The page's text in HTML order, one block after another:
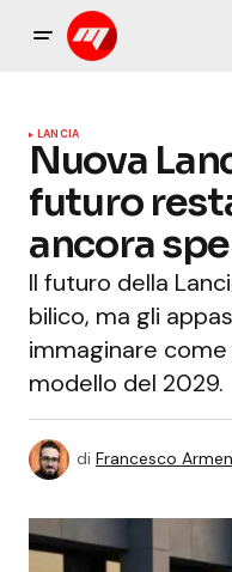
LANCIA
Nuova
futuro
ancora
Il futuro della
bilico, ma gli
immaginare
modello del 2029.
di Francesco